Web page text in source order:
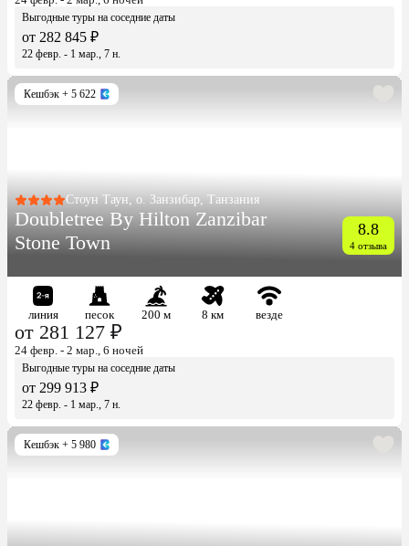
Выгодные туры на соседние даты
от 282 845 ₽
22 февр. - 1 мар., 7 н.
Кешбэк + 5 622
Стоун Таун, о. Занзибар, Танзания
Doubletree By Hilton Zanzibar
Stone Town
8.8
4 отзыва
линия песок 200 м 8 км везде
от 281 127 ₽
24 февр. - 2 мар., 6 ночей
Выгодные туры на соседние даты
от 299 913 ₽
22 февр. - 1 мар., 7 н.
Кешбэк + 5 980